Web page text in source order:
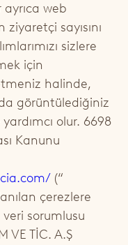
SÜİT
web
sayısını
sizlere
için
halinde,
görüntülediğiniz
olur. 6698
Kanunu
(“
çerezlere
sorumlusu
VE TİC. A.Ş